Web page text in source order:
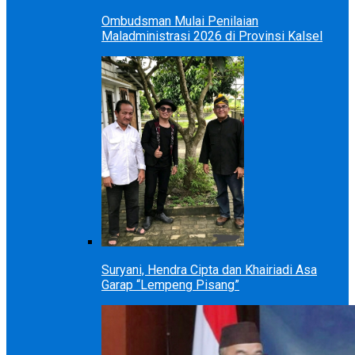
Ombudsman Mulai Penilaian
Maladministrasi 2026 di Provinsi Kalsel
Suryani, Hendra Cipta dan Khairiadi Asa
Garap “Lempeng Pisang”